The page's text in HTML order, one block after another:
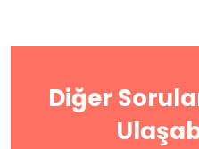
Diğer